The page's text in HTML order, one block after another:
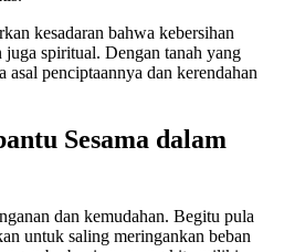
kesadaran bahwa kebersihan
spiritual. Dengan tanah yang
asal penciptaannya dan kerendahan
Sesama dalam
dan kemudahan. Begitu pula
untuk saling meringankan beban